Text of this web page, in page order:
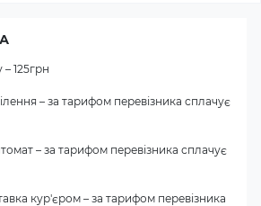
125грн
– за тарифом перевізника сплачує
– за тарифом перевізника сплачує
кур'єром – за тарифом перевізника